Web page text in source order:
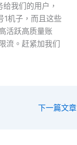
我们的用户，
1机子，而且这些
活跃高质量账
流。赶紧加我们
下一篇文章